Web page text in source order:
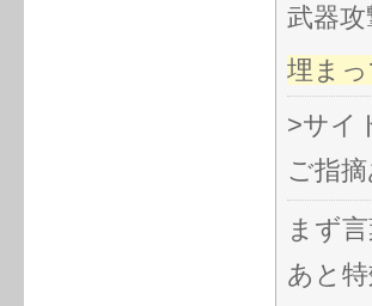
武器
埋ま
>サイ
ご指
まず
あと